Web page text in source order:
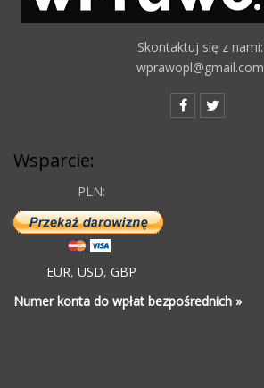
Skontaktuj się z nami:
wprawopl@gmail.com
Wsparcie:
PLN:
EUR, USD, GBP
Numer konta do wpłat bezpośrednich »